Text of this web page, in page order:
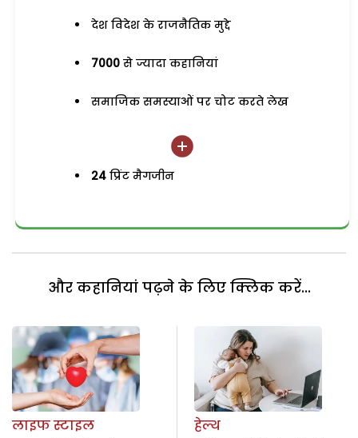
देश विदेश के राजनैतिक मुद्दे
7000 से ज्यादा कहानियां
समाजिक समस्याओं पर चोट करते लेख
24 प्रिंट मैगजीन
और कहानियां पढ़ने के लिए क्लिक करें...
लाइफ स्टाइल
हेल्थ